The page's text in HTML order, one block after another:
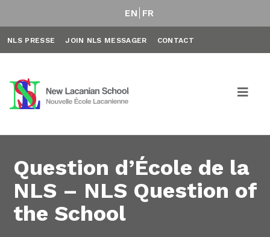
EN FR
NLS PRESSE JOIN NLS MESSAGER CONTACT
Question d’École de la
NLS – NLS Question of
the School